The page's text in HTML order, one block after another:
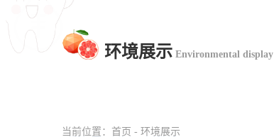
环境展示 Environmental display
当前位置：首页 - 环境展示